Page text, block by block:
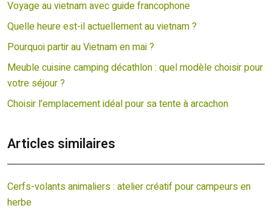
Voyage au vietnam avec guide francophone
Quelle heure est-il actuellement au vietnam ?
Pourquoi partir au Vietnam en mai ?
Meuble cuisine camping décathlon : quel modèle choisir pour
votre séjour ?
Choisir l’emplacement idéal pour sa tente à arcachon
Articles similaires
Cerfs-volants animaliers : atelier créatif pour campeurs en
herbe